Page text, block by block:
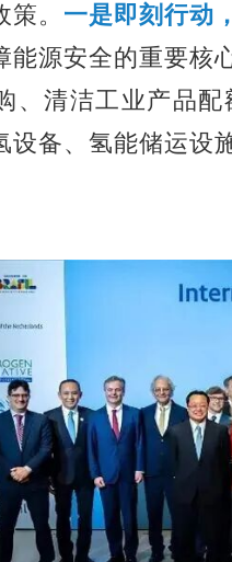
。 一是即刻行动
源安全的重要核
、清洁工业产品
设备、氢能储运设